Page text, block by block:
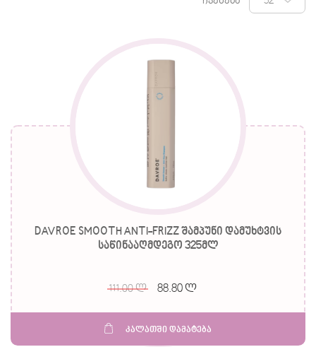
DAVROE SMOOTH ANTI-FRIZZ შამპუნი დამუხტვის
საწინააღმდეგო 325მლ
111.00 ლ 88.80 ლ
კალათში დამატება